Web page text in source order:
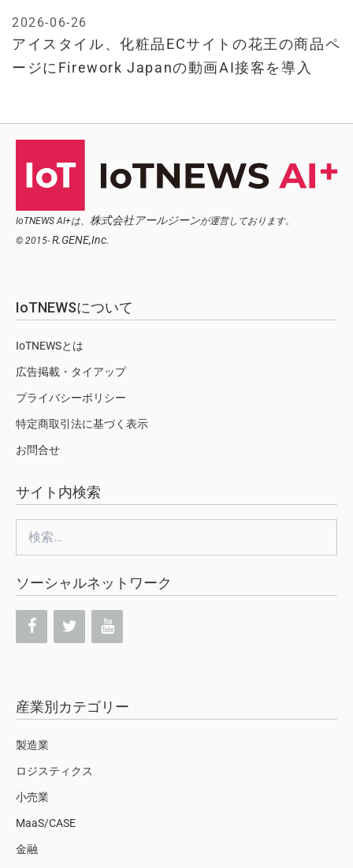
アイスタイル、化粧品ECサイトの花王の商品ペ
ージにFirework Japanの動画AI接客を導入
2026-06-26
IoTNEWS AI+は、 株式会社アールジーンが運営しております。
© 2015- R.GENE,Inc.
IoTNEWSについて
IoTNEWSとは
広告掲載・タイアップ
プライバシーポリシー
特定商取引法に基づく表示
お問合せ
サイト内検索
索:
ソーシャルネットワーク
産業別カテゴリー
製造業
ロジスティクス
小売業
MaaS/CASE
金融